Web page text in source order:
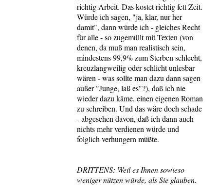
richtig Arbeit. Das kostet richtig fett Zeit.
Würde ich sagen, "ja, klar, nur her
damit", dann würde ich - gleiches Recht
für alle - so zugemüllt mit Texten (von
denen, da muß man realistisch sein,
mindestens 99,9% zum Sterben schlecht,
kreuzlangweilig oder schlicht unlesbar
wären - was sollte man dazu dann sagen
außer "Junge, laß es"?), daß ich nie
wieder dazu käme, einen eigenen Roman
zu schreiben. Und das wäre doch schade
- abgesehen davon, daß ich dann auch
nichts mehr verdienen würde und
folglich verhungern müßte.
DRITTENS: Weil es Ihnen sowieso
weniger nützen würde, als Sie glauben.